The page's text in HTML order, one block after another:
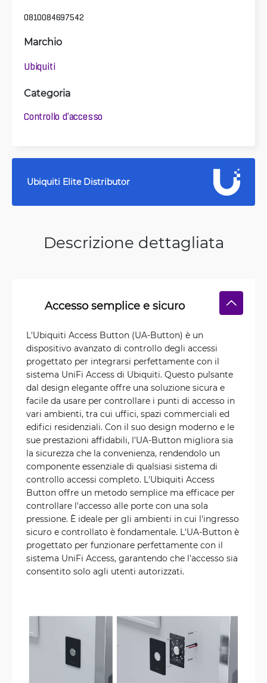
0810084697542
Marchio
Ubiquiti
Categoria
Controllo d'accesso
Ubiquiti Elite Distributor
Descrizione dettagliata
Accesso semplice e sicuro
L'Ubiquiti Access Button (UA-Button) è un
dispositivo avanzato di controllo degli accessi
progettato per integrarsi perfettamente con il
sistema UniFi Access di Ubiquiti. Questo pulsante
dal design elegante offre una soluzione sicura e
facile da usare per controllare i punti di accesso in
vari ambienti, tra cui uffici, spazi commerciali ed
edifici residenziali. Con il suo design moderno e le
sue prestazioni affidabili, l'UA-Button migliora sia
la sicurezza che la convenienza, rendendolo un
componente essenziale di qualsiasi sistema di
controllo accessi completo. L'Ubiquiti Access
Button offre un metodo semplice ma efficace per
controllare l'accesso alle porte con una sola
pressione. È ideale per gli ambienti in cui l'ingresso
sicuro e controllato è fondamentale. L'UA-Button è
progettato per funzionare perfettamente con il
sistema UniFi Access, garantendo che l'accesso sia
consentito solo agli utenti autorizzati.